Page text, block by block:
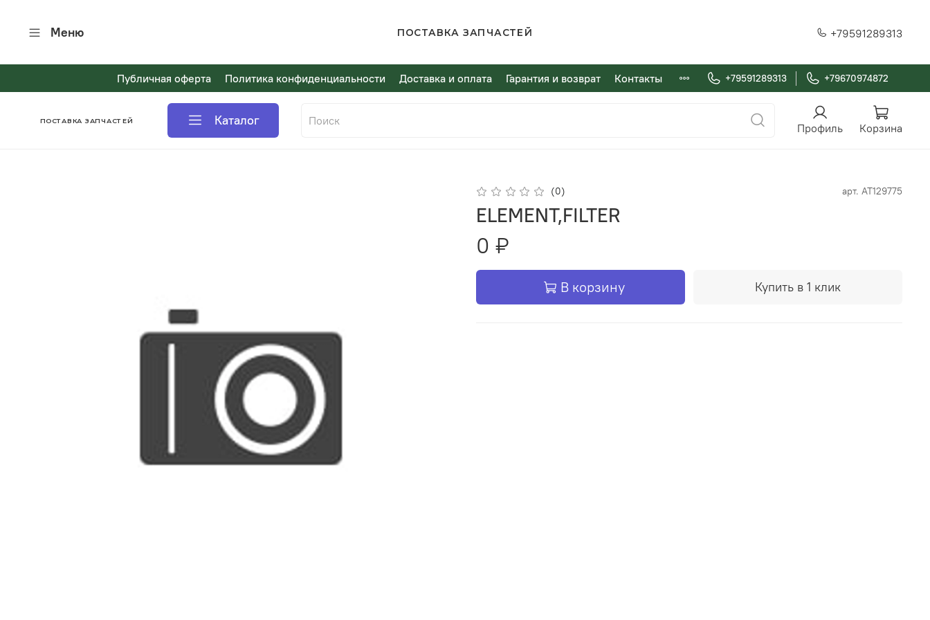
Меню ПОСТАВКА ЗАПЧАСТЕЙ +79591289313
Публичная оферта Политика конфиденциальности Доставка и оплата Гарантия и возврат Контакты +79591289313 +79670974872
ПОСТАВКА ЗАПЧАСТЕЙ Каталог Профиль Корзина
(0) арт. AT129775
ELEMENT,FILTER
0 ₽
В корзину Купить в 1 клик